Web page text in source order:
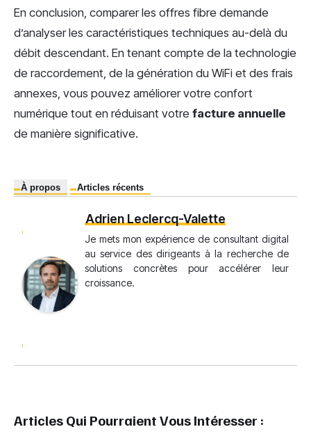
En conclusion, comparer les offres fibre demande
d’analyser les caractéristiques techniques au-delà du
débit descendant. En tenant compte de la technologie
de raccordement, de la génération du WiFi et des frais
annexes, vous pouvez améliorer votre confort
numérique tout en réduisant votre facture annuelle
de manière significative.
À propos Articles récents
Adrien Leclercq-Valette
Je mets mon expérience de consultant digital
au service des dirigeants à la recherche de
solutions concrètes pour accélérer leur
croissance.
Articles Qui Pourraient Vous Intéresser :